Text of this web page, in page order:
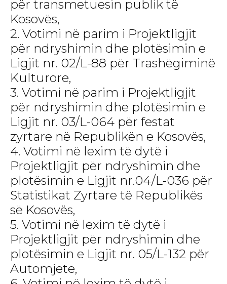
për transmetuesin publik të
Kosovës,
2. Votimi në parim i Projektligjit
për ndryshimin dhe plotësimin e
Ligjit nr. 02/L-88 për Trashëgiminë
Kulturore,
3. Votimi në parim i Projektligjit
për ndryshimin dhe plotësimin e
Ligjit nr. 03/L-064 për festat
zyrtare në Republikën e Kosovës,
4. Votimi në lexim të dytë i
Projektligjit për ndryshimin dhe
plotësimin e Ligjit nr.04/L-036 për
Statistikat Zyrtare të Republikës
së Kosovës,
5. Votimi në lexim të dytë i
Projektligjit për ndryshimin dhe
plotësimin e Ligjit nr. 05/L-132 për
Automjete,